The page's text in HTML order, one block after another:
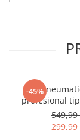
Chei auto speciale
Chei
Chei tubulare
Dinamometrice
-45%
Cric
profesional
14-40cm
549,99
299,99